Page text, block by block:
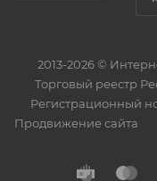
2013-2026 ©
Торговый реестр
Регистрационный
Продвижение сайта